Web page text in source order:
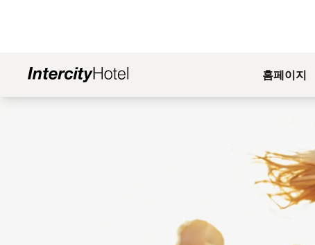
홈페이지